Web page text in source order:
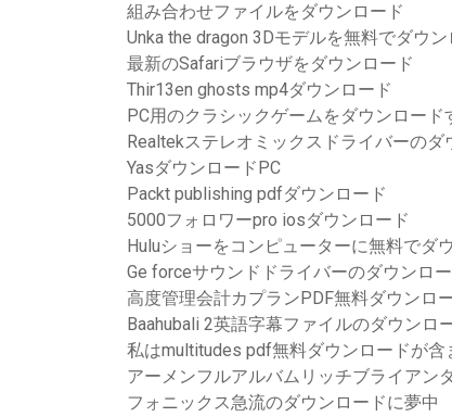
組み合わせファイルをダウンロード
Unka the dragon 3Dモデルを無料でダウン
最新のSafariブラウザをダウンロード
Thir13en ghosts mp4ダウンロード
PC用のクラシックゲームをダウンロード
Realtekステレオミックスドライバーのダ
YasダウンロードPC
Packt publishing pdfダウンロード
5000フォロワーpro iosダウンロード
Huluショーをコンピューターに無料でダ
Ge forceサウンドドライバーのダウンロ
高度管理会計カプランPDF無料ダウンロ
Baahubali 2英語字幕ファイルのダウンロ
私はmultitudes pdf無料ダウンロードが含
アーメンフルアルバムリッチブライアン
フォニックス急流のダウンロードに夢中